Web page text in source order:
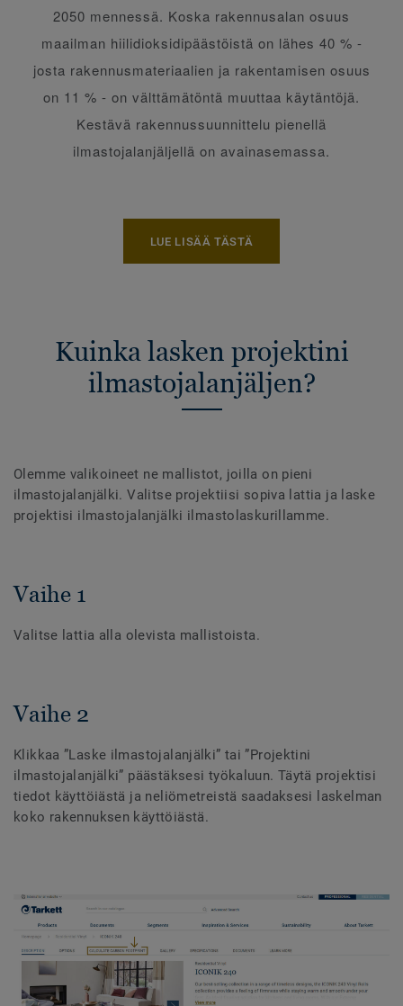
2050 mennessä. Koska rakennusalan osuus
maailman hiilidioksidipäästöistä on lähes 40 % -
josta rakennusmateriaalien ja rakentamisen osuus
on 11 % - on välttämätöntä muuttaa käytäntöjä.
Kestävä rakennussuunnittelu pienellä
ilmastojalanjäljellä on avainasemassa.
LUE LISÄÄ TÄSTÄ
Kuinka lasken projektini
ilmastojalanjäljen?
Olemme valikoineet ne mallistot, joilla on pieni
ilmastojalanjälki. Valitse projektiisi sopiva lattia ja laske
projektisi ilmastojalanjälki ilmastolaskurillamme.
Vaihe 1
Valitse lattia alla olevista mallistoista.
Vaihe 2
Klikkaa ”Laske ilmastojalanjälki” tai ”Projektini
ilmastojalanjälki” päästäksesi työkaluun. Täytä projektisi
tiedot käyttöiästä ja neliömetreistä saadaksesi laskelman
koko rakennuksen käyttöiästä.